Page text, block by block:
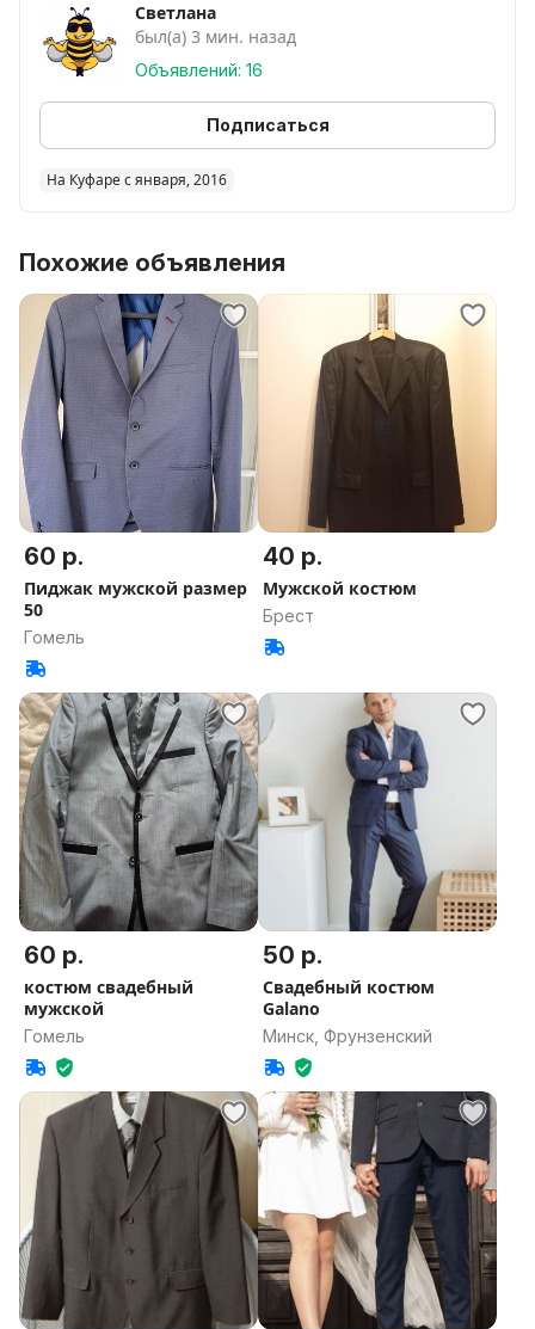
Светлана
был(а) 3 мин. назад
Объявлений: 16
Подписаться
На Куфаре с января, 2016
Похожие объявления
60 р.
Пиджак мужской размер
50
Гомель
40 р.
Мужской костюм
Брест
60 р.
костюм свадебный
мужской
Гомель
50 р.
Свадебный костюм
Galano
Минск, Фрунзенский